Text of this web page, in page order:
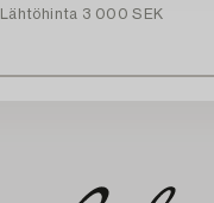
Lähtöhinta 3 000 SEK